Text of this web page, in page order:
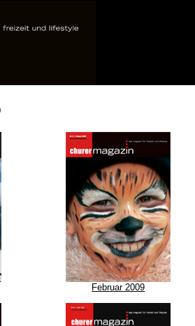
Februar 2009